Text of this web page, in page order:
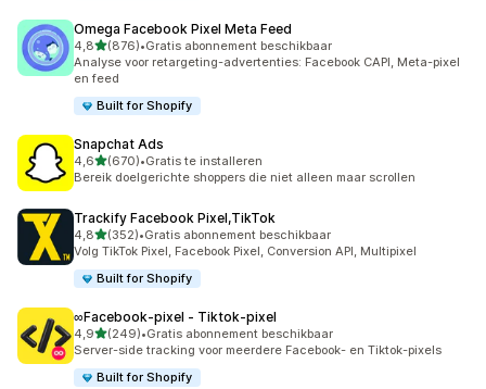
Omega Facebook Pixel Meta Feed
4,8van 5 sterren
(876)
876 recensies in totaal
•Gratis abonnement beschikbaar
Analyse voor retargeting-advertenties: Facebook CAPI, Meta-pixel
en feed
Built for Shopify
Snapchat Ads
4,6van 5 sterren
(670)
670 recensies in totaal
•Gratis te installeren
Bereik doelgerichte shoppers die niet alleen maar scrollen
Trackify Facebook Pixel,TikTok
4,8van 5 sterren
(352)
352 recensies in totaal
•Gratis abonnement beschikbaar
Volg TikTok Pixel, Facebook Pixel, Conversion API, Multipixel
Built for Shopify
∞Facebook‑pixel ‑ Tiktok‑pixel
4,9van 5 sterren
(249)
249 recensies in totaal
•Gratis abonnement beschikbaar
Server-side tracking voor meerdere Facebook- en Tiktok-pixels
Built for Shopify